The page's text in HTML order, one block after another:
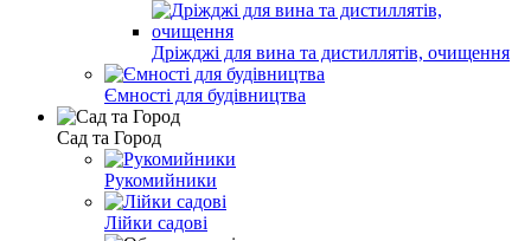
Дріжджі для вина та дистиллятів, очищення
Ємності для будівництва
Сад та Город
Рукомийники
Лійки садові